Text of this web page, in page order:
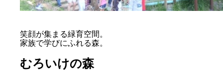
笑顔が集まる緑育空間。
家族で学びにふれる森。
むろいけの森